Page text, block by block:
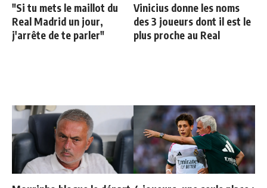
"Si tu mets le maillot du
Real Madrid un jour,
j'arrête de te parler"
Vinicius donne les noms
des 3 joueurs dont il est le
plus proche au Real